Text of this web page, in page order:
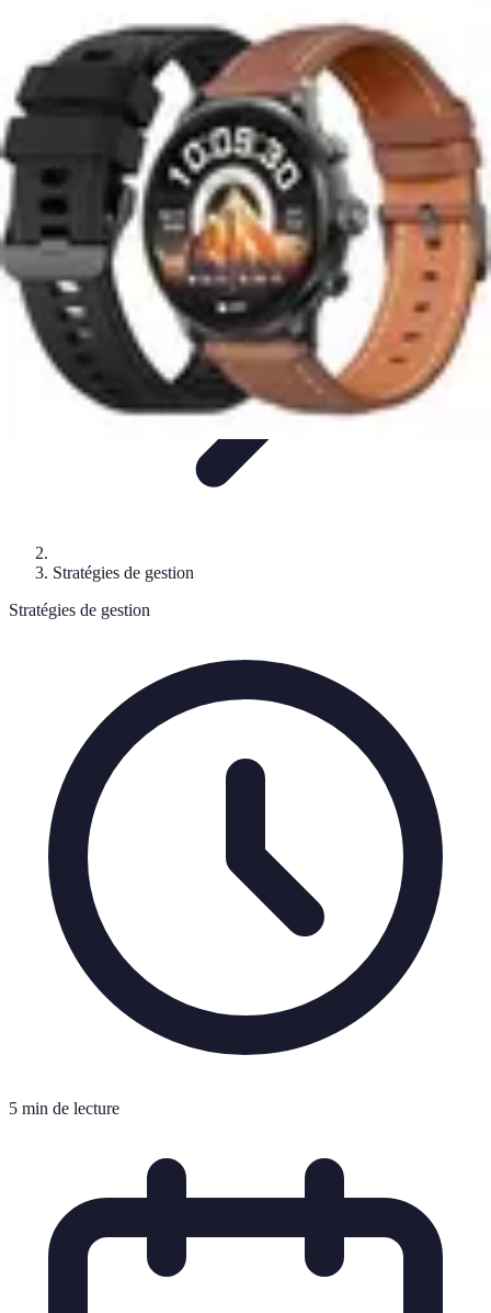
Sport et Bien-êtreTechniques de gestion du stressTechniques et
OutilsGestion du StressTechniques de Gestion
Stress Maîtrise
Stratégies de gestion
Stratégies de gestion
5 min de lecture